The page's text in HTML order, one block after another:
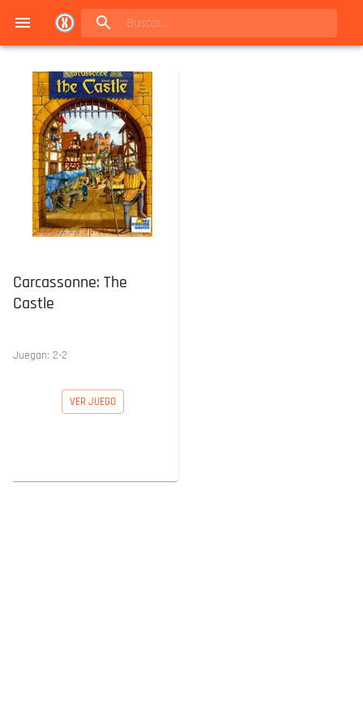
Carcassonne: The
Castle
Juegan: 2-2
VER JUEGO
Navigated to Juegos de mesa en Buenos Aires | Conexión Berlín - Catálogo